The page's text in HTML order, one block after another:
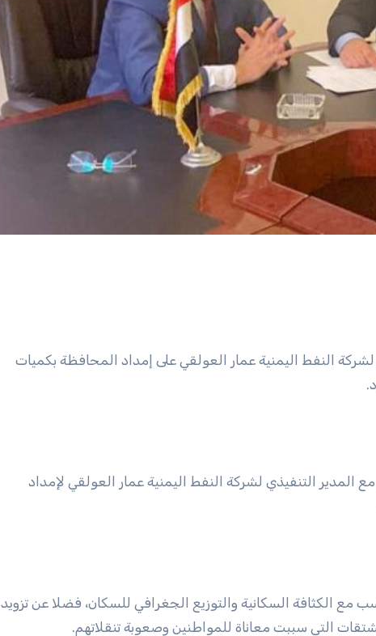
النفط اليمنية عمار العولقي على إمداد المحافظة بكميات
التنفيذي لشركة النفط اليمنية عمار العولقي لإمداد
مع الكثافة السكانية والتوزيع الجغرافي للسكان، فضلا عن تزويد
التي سببت معاناة للمواطنين وصعوبة تنقلاتهم.